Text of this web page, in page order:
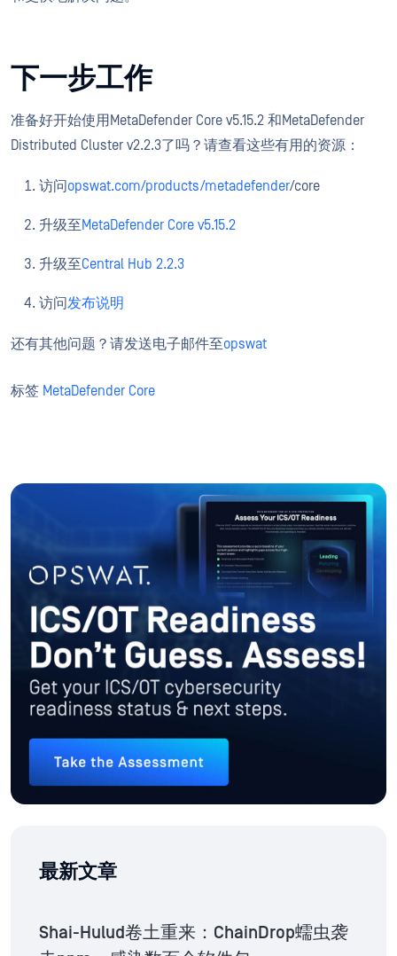
下一步工作
准备好开始使用MetaDefender Core v5.15.2 和MetaDefender
Distributed Cluster v2.2.3了吗？请查看这些有用的资源：
访问opswat.com/products/metadefender/core
升级至MetaDefender Core v5.15.2
升级至Central Hub 2.2.3
访问发布说明
还有其他问题？请发送电子邮件至opswat
标签 MetaDefender Core
最新文章
Shai-Hulud卷土重来：ChainDrop蠕虫袭